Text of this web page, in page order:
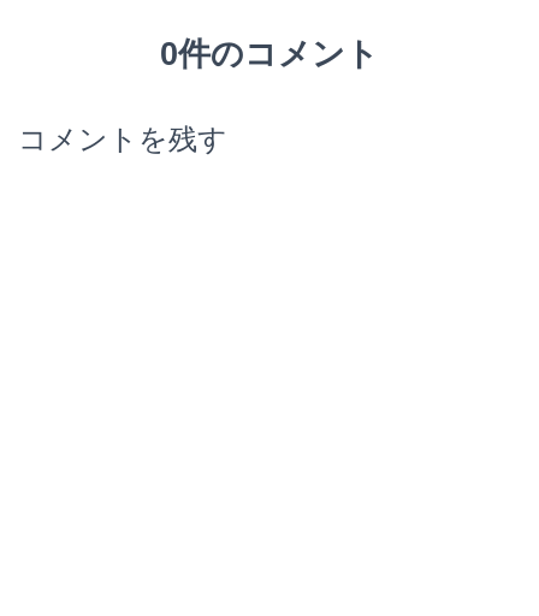
0件のコメント
コメントを残す